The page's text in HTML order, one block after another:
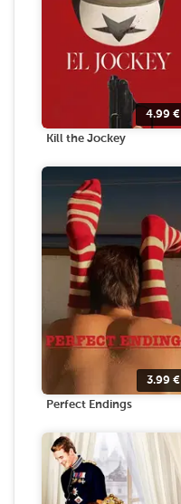
4.99 €
Kill the Jockey
3.99 €
Perfect Endings